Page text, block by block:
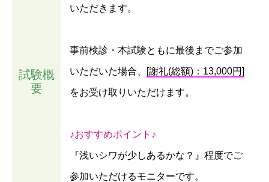
試験概
要
いただきます。
事前検診・本試験ともに最後までご参加
いただいた場合、 [謝礼(総額)：13,000円]
をお受け取りいただけます。
♪おすすめポイント♪
『浅いシワが少しあるかな？』程度でご
参加いただけるモニターです。